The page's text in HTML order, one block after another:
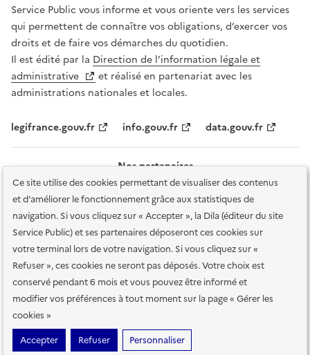
Ce site utilise des cookies permettant de visualiser des contenus
et d'améliorer le fonctionnement grâce aux statistiques de
navigation. Si vous cliquez sur « Accepter », la Dila (éditeur du site
Service Public) et ses partenaires déposeront ces cookies sur
votre terminal lors de votre navigation. Si vous cliquez sur «
Refuser », ces cookies ne seront pas déposés. Votre choix est
conservé pendant 6 mois et vous pouvez être informé et
modifier vos préférences à tout moment sur la page « Gérer les
cookies »
Accepter
Refuser Personnaliser
Service Public vous informe et vous oriente vers les services
qui permettent de connaître vos obligations, d’exercer vos
droits et de faire vos démarches du quotidien.
Il est édité par la Direction de l’information légale et
administrative
et réalisé en partenariat avec les
administrations nationales et locales.
legifrance.gouv.fr info.gouv.fr data.gouv.fr
Nos partenaires
Plan du site Accessibilité : totalement conforme
Accessibilité des
services en ligne Mentions légales Données personnelles et sécurité
Conditions générales d'utilisation Gestion des cookies
Sauf mention contraire, tous les contenus de ce site sont sous
etalab-2.0